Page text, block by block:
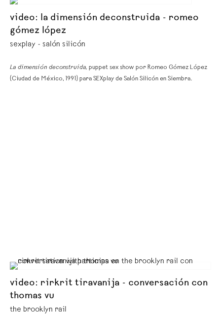
video: la dimensión deconstruida - romeo
gómez lópez
sexplay - salón silicón
La dimensión deconstruida, puppet sex show por Romeo Gómez López
(Ciudad de México, 1991) para SEXplay de Salón Silicón en Siembra.
video: rirkrit tiravanija - conversación con
thomas vu
the brooklyn rail